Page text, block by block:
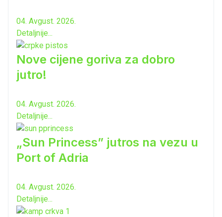
04. Avgust. 2026.
Detaljnije...
Nove cijene goriva za dobro
jutro!
04. Avgust. 2026.
Detaljnije...
„Sun Princess” jutros na vezu u
Port of Adria
04. Avgust. 2026.
Detaljnije...